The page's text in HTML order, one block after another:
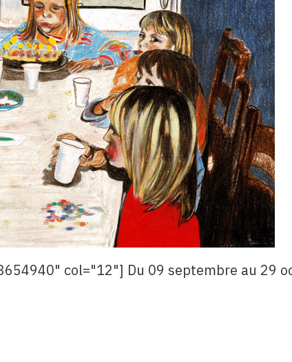
col="12"] Du 09 septembre au 29